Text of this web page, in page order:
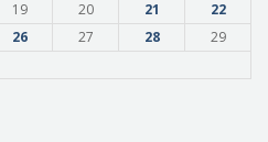
19 20 21
22
26 27 28
29